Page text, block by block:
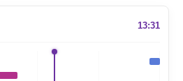
13:31